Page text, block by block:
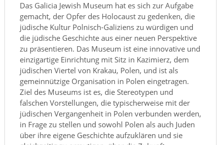
Das Galicia Jewish Museum hat es sich zur Aufgabe
gemacht, der Opfer des Holocaust zu gedenken, die
jüdische Kultur Polnisch-Galiziens zu würdigen und
die jüdische Geschichte aus einer neuen Perspektive
zu präsentieren. Das Museum ist eine innovative und
einzigartige Einrichtung mit Sitz in Kazimierz, dem
jüdischen Viertel von Krakau, Polen, und ist als
gemeinnützige Organisation in Polen eingetragen.
Ziel des Museums ist es, die Stereotypen und
falschen Vorstellungen, die typischerweise mit der
jüdischen Vergangenheit in Polen verbunden werden,
in Frage zu stellen und sowohl Polen als auch Juden
über ihre eigene Geschichte aufzuklären und sie